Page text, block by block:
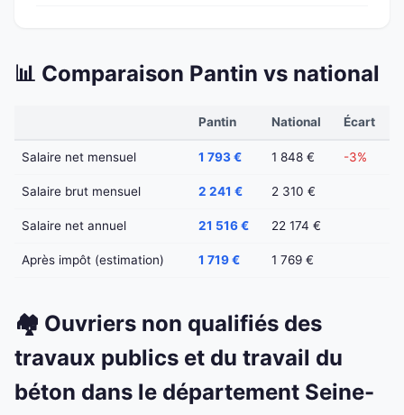
📊 Comparaison Pantin vs national
Pantin National Écart
Salaire net mensuel 1 793 € 1 848 € -3%
Salaire brut mensuel 2 241 € 2 310 €
Salaire net annuel 21 516 € 22 174 €
Après impôt (estimation) 1 719 € 1 769 €
🏘️ Ouvriers non qualifiés des
travaux publics et du travail du
béton dans le département Seine-